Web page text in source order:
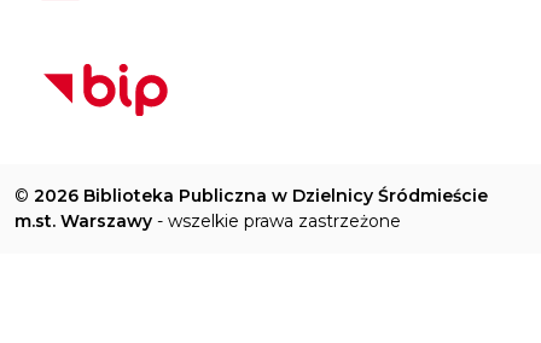
© 2026 Biblioteka Publiczna w Dzielnicy Śródmieście
m.st. Warszawy - wszelkie prawa zastrzeżone